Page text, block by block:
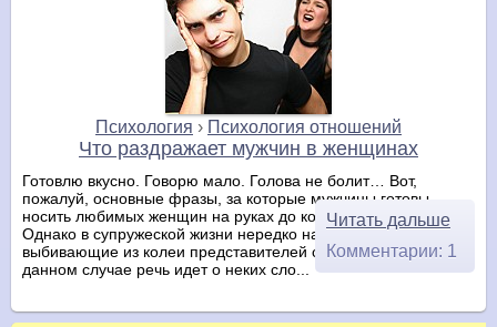
Психология › Психология отношений
Что раздражает мужчин в женщинах
Готовлю вкусно. Говорю мало. Голова не болит… Вот,
пожалуй, основные фразы, за которые мужчины готовы
носить любимых женщин на руках до конца своих дней.
Однако в супружеской жизни нередко настают моменты,
выбивающие из колеи представителей сильного пола. В
данном случае речь идет о неких сло...
Читать дальше
Комментарии: 1